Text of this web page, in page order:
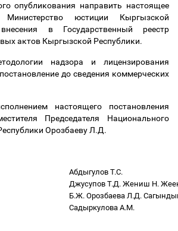
опубликования направить настоящее
Министерство юстиции Кыргызской
в Государственный реестр
актов Кыргызской Республики.
надзора и лицензирования
до сведения коммерческих
настоящего постановления
Председателя Национального
Орозбаеву Л.Д.
Абдыгулов Т.С.
Джусупов Т.Д. Жениш Н.
Б.Ж. Орозбаева Л.Д.
Садыркулова А.М.